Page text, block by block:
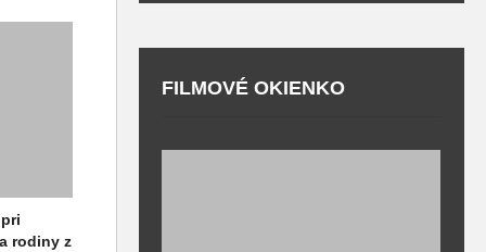
rodiny z
FILMOVÉ OKIENKO